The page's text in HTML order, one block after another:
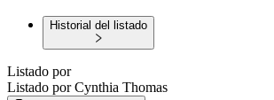
Historial del listado
Listado por
Listado por Cynthia Thomas